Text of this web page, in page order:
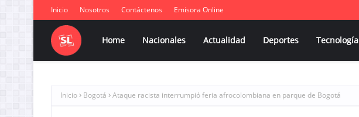
Inicio Nosotros Contáctenos Emisora Online
Home Nacionales Actualidad Deportes Tecnología
Inicio Bogotá Ataque racista interrumpió feria afrocolombiana en parque de Bogotá